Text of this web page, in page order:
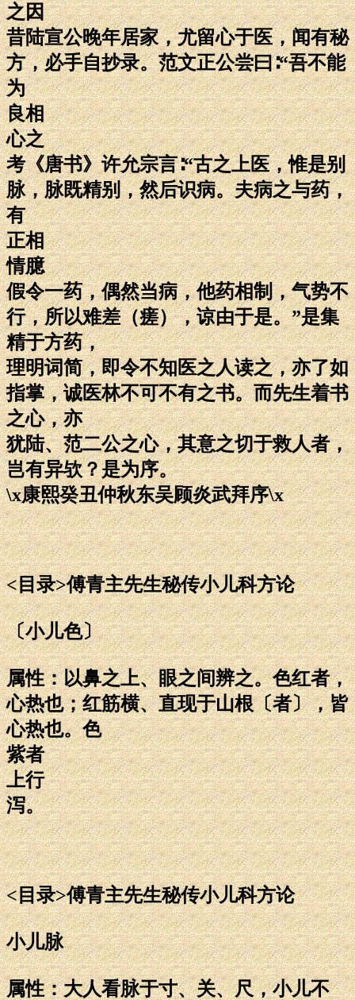
之因
昔陆宣公晚年居家，尤留心于医，闻有秘
方，必手自抄录。范文正公尝曰∶“吾不能
为
良相
心之
考《唐书》许允宗言∶“古之上医，惟是别
脉，脉既精别，然后识病。夫病之与药，
有
正相
情臆
假令一药，偶然当病，他药相制，气势不
行，所以难差（瘥），谅由于是。”是集
精于方药，
理明词简，即令不知医之人读之，亦了如
指掌，诚医林不可不有之书。而先生着书
之心，亦
犹陆、范二公之心，其意之切于救人者，
岂有异欤？是为序。
\x康熙癸丑仲秋东吴顾炎武拜序\x
<目录>傅青主先生秘传小儿科方论
〔小儿色〕
属性：以鼻之上、眼之间辨之。色红者，
心热也；红筋横、直现于山根〔者〕，皆
心热也。色
紫者
上行
泻。
<目录>傅青主先生秘传小儿科方论
小儿脉
属性：大人看脉于寸、关、尺，小儿不